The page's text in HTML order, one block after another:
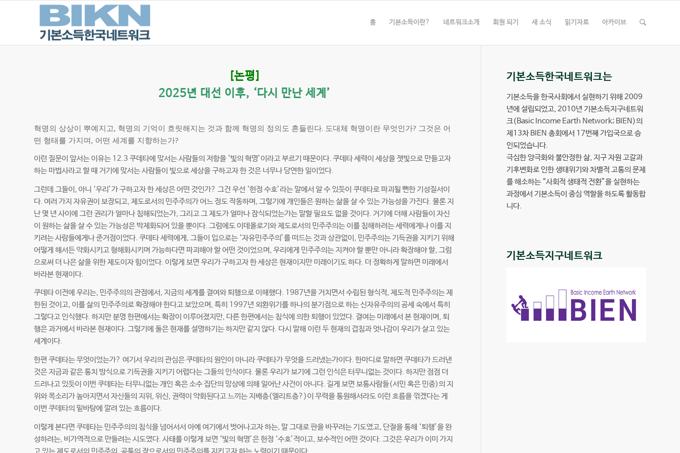
홈 기본소득이란? 네트워크소개 회원 되기 새 소식 읽기자료 아카이브
[논평]
2025년 대선 이후, ‘다시 만난 세계’
혁명의 상상이 뿌예지고, 혁명의 기억이 흐릿해지는 것과 함께 혁명의 정의도 흔들린다. 도대체 혁명이란 무엇인가? 그것은 어
떤 형태를 가지며, 어떤 세계를 지향하는가?
이런 질문이 앞서는 이유는 12.3 쿠데타에 맞서는 사람들의 저항을 ‘빛의 혁명’이라고 부르기 때문이다. 쿠데타 세력이 세상을 잿빛으로 만들고자
하는 마법사라고 할 때 거기에 맞서는 사람들이 빛으로 세상을 구하고자 한 것은 너무나 당연한 일이었다.
그런데 그들이, 아니 ‘우리’가 구하고자 한 세상은 어떤 것인가? 그건 우선 ‘헌정 수호’라는 말에서 알 수 있듯이 쿠데타로 파괴될 뻔한 기성질서이
다. 여러 가지 자유권이 보장되고, 제도로서의 민주주의가 어느 정도 작동하며, 그렇기에 개인들은 원하는 삶을 살 수 있는 가능성을 가진다. 물론 지
난 몇 년 사이에 그런 권리가 얼마나 침해되었는가, 그리고 그 제도가 얼마나 잠식되었는가는 말할 필요도 없을 것이다. 거기에 더해 사람들이 자신
이 원하는 삶을 살 수 있는 가능성은 박제화되어 있을 뿐이다. 그럼에도 이데올로기와 제도로서의 민주주의는 이를 침해하려는 세력에게나 이를 지
키려는 사람들에게나 준거점이었다. 쿠데타 세력에게, 그들이 입으로는 ‘자유민주주의’를 떠드는 것과 상관없이, 민주주의는 기득권을 지키기 위해
어떻게 해서든 약화시키고 형해화시키며 가능하다면 파괴해야 할 어떤 것이었으며, 우리에게 민주주의는 지켜야 할 뿐만 아니라 확장해야 할, 그럼
으로써 더 나은 삶을 위한 제도이자 힘이었다. 이렇게 보면 우리가 구하고자 한 세상은 현재이지만 미래이기도 하다. 더 정확하게 말하면 미래에서
바라본 현재이다.
쿠데타 이전에 우리는, 민주주의의 관점에서, 지금의 세계를 결여와 퇴행으로 이해했다. 1987년을 거치면서 수립된 형식적, 제도적 민주주의는 제
한된 것이고, 이를 삶의 민주주의로 확장해야 한다고 보았으며, 특히 1997년 외환위기를 하나의 분기점으로 하는 신자유주의의 공세 속에서 특히
그렇다고 인식했다. 하지만 분명 한편에서는 확장이 이루어졌지만, 다른 한편에서는 침식에 의한 퇴행이 있었다. 결여는 미래에서 본 현재이며, 퇴
행은 과거에서 바라본 현재이다. 그렇기에 둘은 현재를 설명하기는 하지만 같지 않다. 다시 말해 이런 두 현재의 겹침과 엇나감이 우리가 살고 있는
세계이다.
한편 쿠데타는 무엇이었는가? 여기서 우리의 관심은 쿠데타의 원인이 아니라 쿠데타가 무엇을 드러냈는가이다. 한마디로 말하면 쿠데타가 드러낸
것은 지금과 같은 통치 방식으로 기득권을 지키기 어렵다는 그들의 인식이다. 물론 우리가 보기에 그런 인식은 터무니없는 것이다. 하지만 점점 더
드러나고 있듯이 이번 쿠데타는 터무니없는 개인 혹은 소수 집단의 망상에 의해 일어난 사건이 아니다. 길게 보면 보통사람들(서민 혹은 민중)의 지
위와 목소리가 높아지면서 자신들의 지위, 위신, 권력이 약화된다고 느끼는 지배층(엘리트층?)이 무력을 통원해서라도 이런 흐름을 꺾겠다는 게
이번 쿠데타의 밑바탕에 깔려 있는 흐름이다.
이렇게 본다면 쿠데타는 민주주의의 침식을 넘어서서 아예 여기에서 벗어나고자 하는, 말 그대로 판을 바꾸려는 기도였고, 단절을 통해 ‘퇴행’을 완
성하려는, 비가역적으로 만들려는 시도였다. 사태를 이렇게 보면 ‘빛의 혁명’은 헌정 ‘수호’적이고, 보수적인 어떤 것이다. 그것은 우리가 이미 가지
고 있는 제도로서의 민주주의, 공통의 장으로서의 민주주의를 지키고자 하는 노력이기 때문이다.
기본소득한국네트워크는
기본소득을 한국사회에서 실현하기 위해 2009
년에 설립되었고, 2010년 기본소득지구네트워
크(Basic Income Earth Network; BIEN)의
제13차 BIEN 총회에서 17번째 가입국으로 승
인되었습니다.
극심한 양극화와 불안정한 삶, 지구 자원 고갈과
기후변화로 인한 생태위기와 차별적 고통의 문제
를 해소하는 “사회적 생태적 전환”을 실현하는
과정에서 기본소득이 중심 역할을 하도록 활동합
니다.
기본소득지구네트워크